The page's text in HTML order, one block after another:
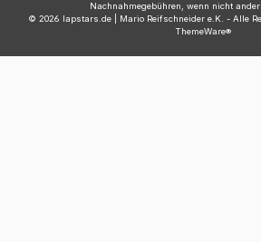
Nachnahmegebühren, wenn nicht
© 2026 lapstars.de | Mario Reifschneider e.K. - Alle
ThemeWare®